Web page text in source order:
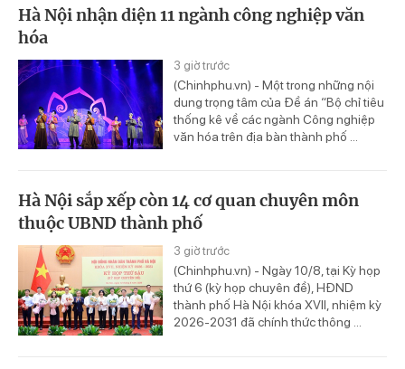
Hà Nội nhận diện 11 ngành công nghiệp văn
hóa
3 giờ trước
(Chinhphu.vn) - Một trong những nội
dung trọng tâm của Đề án “Bộ chỉ tiêu
thống kê về các ngành Công nghiệp
văn hóa trên địa bàn thành phố ...
Hà Nội sắp xếp còn 14 cơ quan chuyên môn
thuộc UBND thành phố
3 giờ trước
(Chinhphu.vn) - Ngày 10/8, tại Kỳ họp
thứ 6 (kỳ họp chuyên đề), HĐND
thành phố Hà Nội khóa XVII, nhiệm kỳ
2026-2031 đã chính thức thông ...